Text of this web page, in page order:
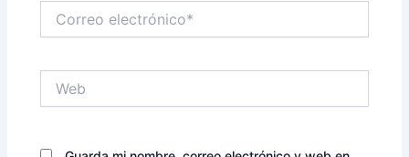
electrónico*